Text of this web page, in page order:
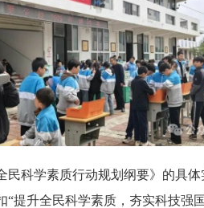
科学素质行动规划纲要》的具
提升全民科学素质，夯实科技强